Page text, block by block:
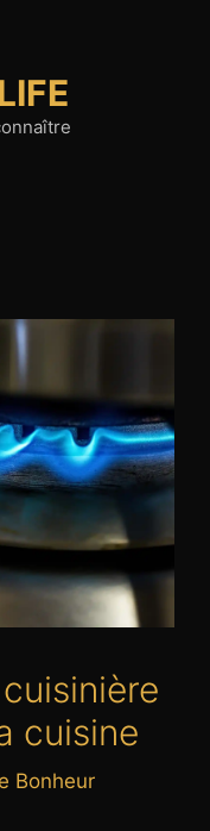
cuisine
Bonheur